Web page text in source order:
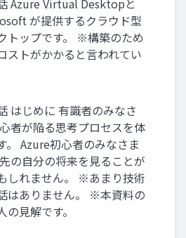
Azure Virtual Desktopと
が提供するクラウド型
トップです。 ※構築のため
ストがかかると言われてい
はじめに 有識者のみなさ
者が陥る思考プロセスを体
。 Azure初心者のみなさま
の自分の将来を見ることが
しれません。 ※あまり技術
はありません。 ※本資料の
の見解です。